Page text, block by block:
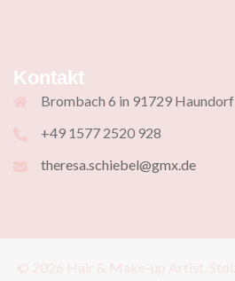
Kontakt
Brombach 6 in 91729 Haundorf
+49 1577 2520 928
theresa.schiebel@gmx.de